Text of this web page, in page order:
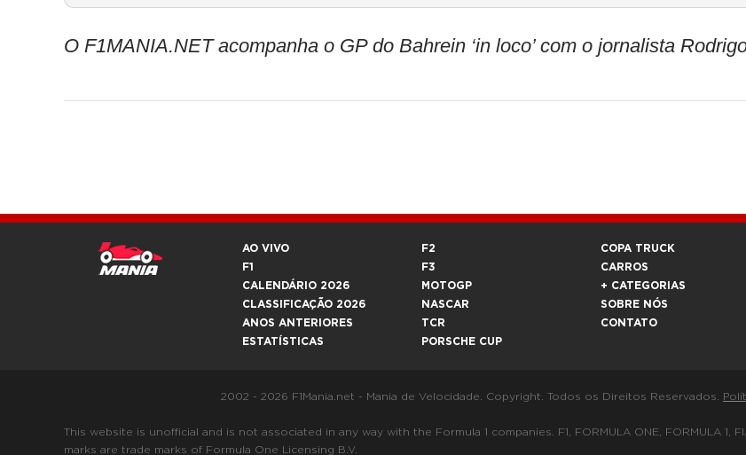
O F1MANIA.NET acompanha o GP do Bahrein ‘in loco’ com o jornalista
AO VIVO
F1
CALENDÁRIO 2026
CLASSIFICAÇÃO 2026
ANOS ANTERIORES
ESTATÍSTICAS
F2
F3
MOTOGP
NASCAR
TCR
PORSCHE CUP
COPA TRUCK
CARROS
+ CATEGORIAS
SOBRE NÓS
CONTATO
2002 - 2026 F1Mania.net - Mania de Velocidade. Copyright. Todos os Direitos Reservados.
This website is unofficial and is not associated in any way with the Formula 1 companies. F1, FORMULA ONE, FORMULA 1,
marks are trade marks of Formula One Licensing B.V.